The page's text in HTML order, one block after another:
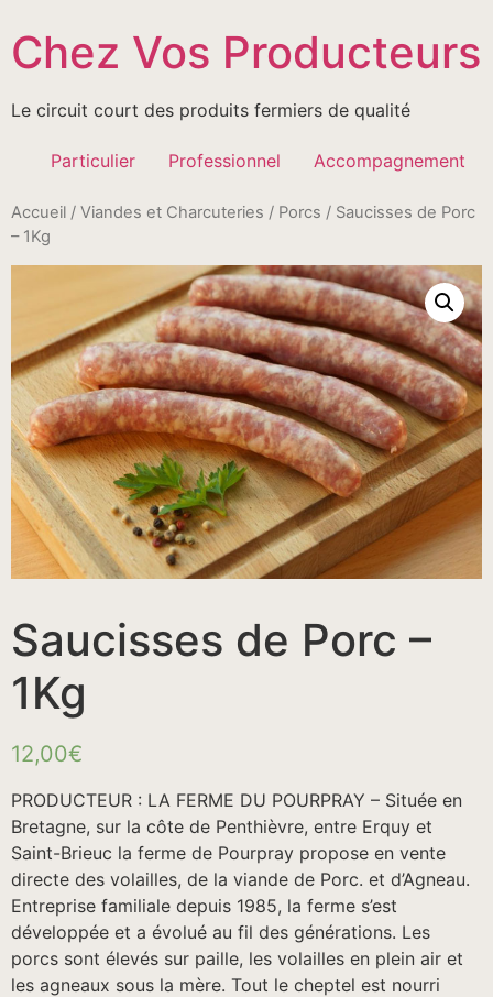
au
contenu
Chez Vos Producteurs
Le circuit court des produits fermiers de qualité
Particulier Professionnel Accompagnement
Accueil / Viandes et Charcuteries / Porcs / Saucisses de Porc
– 1Kg
Saucisses de Porc –
1Kg
12,00€
PRODUCTEUR : LA FERME DU POURPRAY – Située en
Bretagne, sur la côte de Penthièvre, entre Erquy et
Saint-Brieuc la ferme de Pourpray propose en vente
directe des volailles, de la viande de Porc. et d’Agneau.
Entreprise familiale depuis 1985, la ferme s’est
développée et a évolué au fil des générations. Les
porcs sont élevés sur paille, les volailles en plein air et
les agneaux sous la mère. Tout le cheptel est nourri